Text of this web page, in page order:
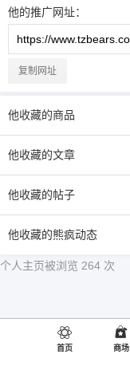
他的推广网址：
复制网址
他收藏的商品
他收藏的文章
他收藏的帖子
他收藏的熊疯动态
个人主页被浏览 264 次
首页 商场